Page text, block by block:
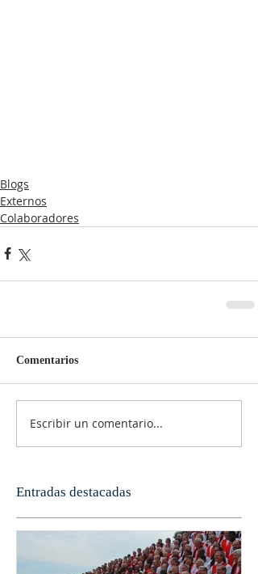
Blogs
Externos
Colaboradores
Comentarios
Escribir un comentario...
Entradas destacadas